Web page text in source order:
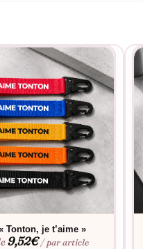
Tonton, je t’aime »
9,52€ / par article